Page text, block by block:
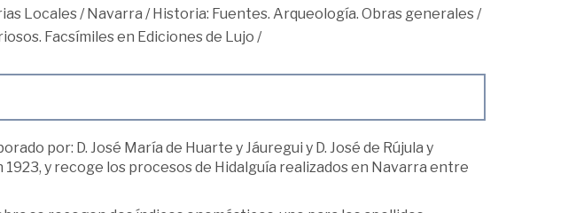
Locales/Navarra /Historia: Fuentes. Arqueología. Obras generales/
Facsímiles en Ediciones de Lujo /
por: D. José María de Huarte y Jáuregui y D. José de Rújula y
y recoge los procesos de Hidalguía realizados en Navarra entre